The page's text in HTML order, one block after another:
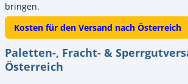
bringen.
Kosten für den Versand nach Österreich
Paletten-, Fracht- &
Österreich